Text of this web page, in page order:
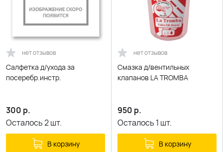
нет отзывов
Салфетка д/ухода за
посеребр.инстр.
300 р.
Осталось2шт.
В корзину
нет отзывов
Смазка д/вентильных
клапанов LA TROMBA
950 р.
Осталось 1 шт.
В корзину